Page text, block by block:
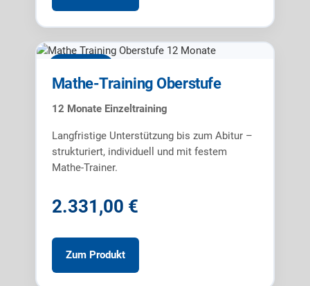
Mathe-Training Oberstufe
12 Monate Einzeltraining
Langfristige Unterstützung bis zum Abitur –
strukturiert, individuell und mit festem
Mathe-Trainer.
2.331,00 €
Zum Produkt